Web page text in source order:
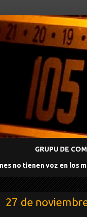
GRUPU DE
no tienen voz en los
27 de